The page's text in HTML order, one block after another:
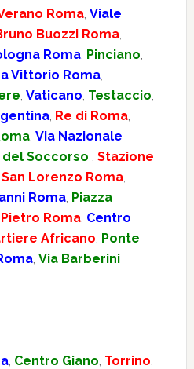
Roma, Viale
Buozzi Roma,
Roma, Pinciano,
Vittorio Roma,
, Vaticano, Testaccio,
, Re di Roma,
, Via Nazionale
del Soccorso , Stazione
San Lorenzo Roma,
Roma, Piazza
Pietro Roma, Centro
Africano, Ponte
, Via Barberini
, Centro Giano, Torrino,